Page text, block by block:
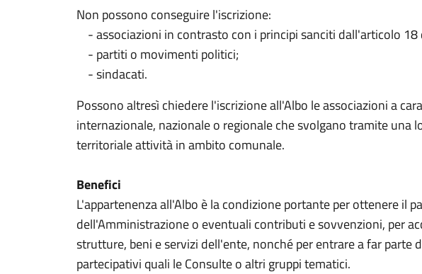
Non possono conseguire l'iscrizione:
- associazioni in contrasto con i principi sanciti dall'articolo 18
- partiti o movimenti politici;
- sindacati.
Possono altresì chiedere l'iscrizione all'Albo le associazioni a
internazionale, nazionale o regionale che svolgano tramite una
territoriale attività in ambito comunale.
Benefici
L'appartenenza all'Albo è la condizione portante per ottenere il
dell'Amministrazione o eventuali contributi e sovvenzioni, per
strutture, beni e servizi dell'ente, nonché per entrare a far parte
partecipativi quali le Consulte o altri gruppi tematici.